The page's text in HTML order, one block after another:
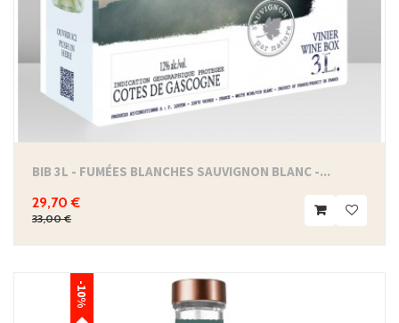
BIB 3L - FUMÉES BLANCHES SAUVIGNON BLANC -...
29,70 €
33,00 €
-10%